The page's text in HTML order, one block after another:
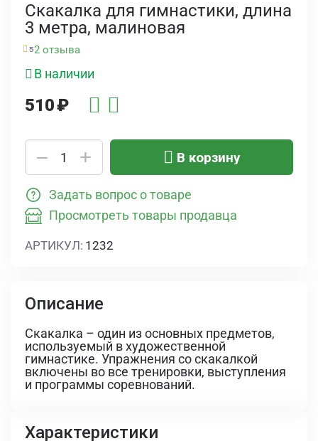
Скакалка для гимнастики, длина
3 метра, малиновая
52 отзыва
В наличии
510₽
+
− В корзину
Задать вопрос о товаре
Просмотреть товары продавца
АРТИКУЛ: 1232
Описание
Скакалка – один из основных предметов,
используемый в художественной
гимнастике. Упражнения со скакалкой
включены во все тренировки, выступления
и программы соревнований.
Характеристики